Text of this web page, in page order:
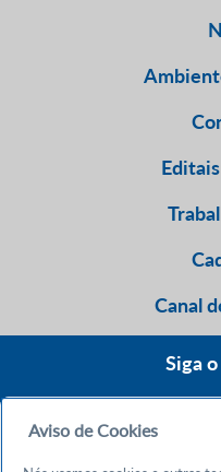
Canal
Siga o
Aviso de Cookies